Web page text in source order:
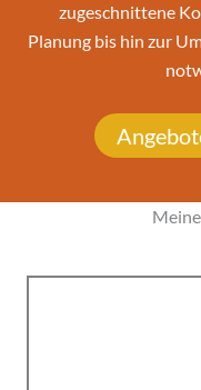
zugeschnittene
Planung bis hin zur